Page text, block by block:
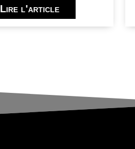
Lire l'article